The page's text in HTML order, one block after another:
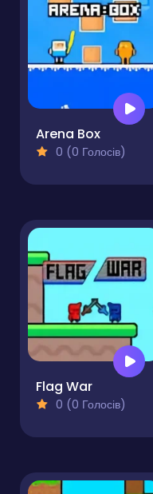
Arena Box
0 (0 Голосів)
Flag War
0 (0 Голосів)